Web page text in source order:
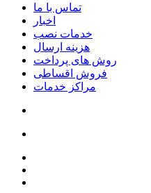
تماس با ما
اخبار
خدمات نصب
هزینه ارسال
روش های پرداخت
فروش اقساطی
مراکز خدمات